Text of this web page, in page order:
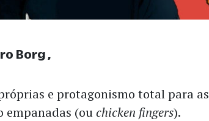
e protagonismo total para as
empanadas (ouchicken fingers).
Borg